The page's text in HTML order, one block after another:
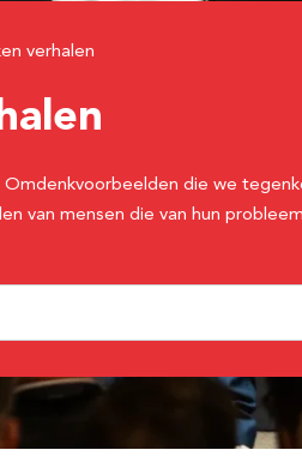
verhalen
die we
van mensen die van hun